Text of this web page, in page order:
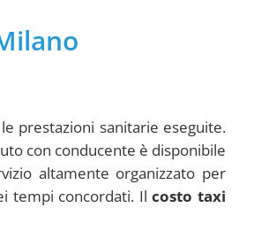
prestazioni sanitarie eseguite.
con conducente è disponibile
altamente organizzato per
tempi concordati. Ilcosto taxi